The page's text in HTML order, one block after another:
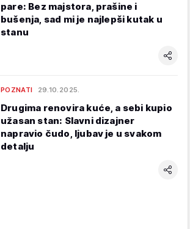
pare: Bez majstora, prašine i
bušenja, sad mi je najlepši kutak u
stanu
POZNATI 29.10.2025.
Drugima renovira kuće, a sebi kupio
užasan stan: Slavni dizajner
napravio čudo, ljubav je u svakom
detalju